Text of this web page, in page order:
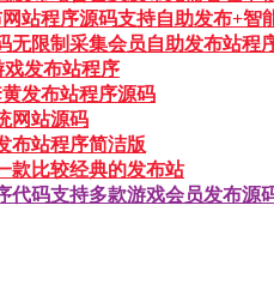
站程序源码支持自助发布+智
无限制采集会员自助发布站程
戏发布站程序
发布站程序源码
网站源码
布站程序简洁版
款比较经典的发布站
代码支持多款游戏会员发布源